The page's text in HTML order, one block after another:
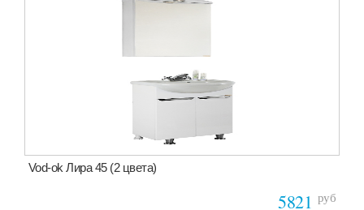
Vod-ok Лира 45 (2 цвета)
5821 руб